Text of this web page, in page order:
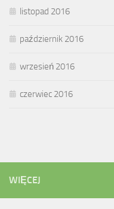
listopad 2016
październik 2016
wrzesień 2016
czerwiec 2016
WIĘCEJ